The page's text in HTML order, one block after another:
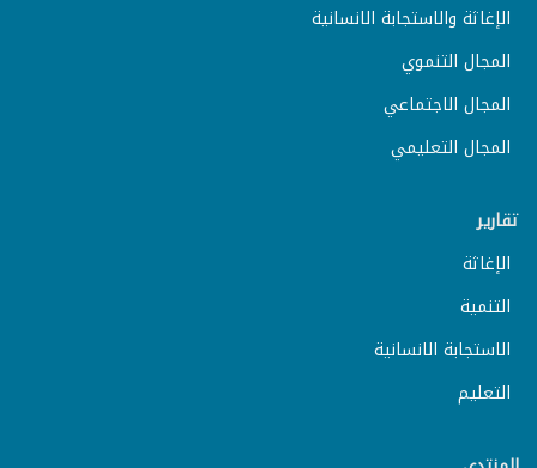
الإغاثة والاستجابة الانسانية
المجال التنموي
المجال الاجتماعي
المجال التعليمي
تقارير
الإغاثة
التنمية
الاستجابة الانسانية
التعليم